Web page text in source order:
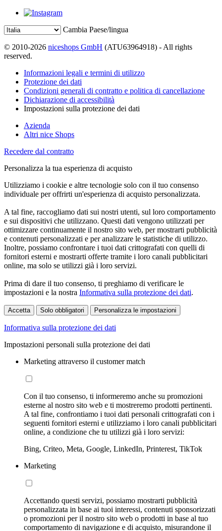
Cambia Paese/lingua
© 2010-2026 niceshops GmbH (ATU63964918) - All rights
reserved.
Informazioni legali e termini di utilizzo
Protezione dei dati
Condizioni generali di contratto e politica di cancellazione
Dichiarazione di accessibilità
Impostazioni sulla protezione dei dati
Azienda
Altri nice Shops
Recedere dal contratto
Personalizza la tua esperienza di acquisto
Utilizziamo i cookie e altre tecnologie solo con il tuo consenso
individuale per offrirti un'esperienza di acquisto personalizzata.
A tal fine, raccogliamo dati sui nostri utenti, sul loro comportamento
e sui dispositivi che utilizzano. Questi dati vengono utilizzati per
ottimizzare continuamente il nostro sito web, per mostrarti pubblicità
e contenuti personalizzati e per analizzare le statistiche di utilizzo.
Inoltre, possiamo confrontare i tuoi dati crittografati con quelli di
fornitori esterni e mostrarti offerte tramite i loro canali pubblicitari
online, ma solo se utilizzi già i loro servizi.
Prima di dare il tuo consenso, ti preghiamo di verificare le
impostazioni e la nostra Informativa sulla protezione dei dati.
Accetta Solo obbligatori Personalizza le impostazioni
Informativa sulla protezione dei dati
Impostazioni personali sulla protezione dei dati
Marketing attraverso il customer match
Con il tuo consenso, ti informeremo anche su promozioni
esterne al nostro sito web e ti mostreremo prodotti pertinenti.
A tal fine, confrontiamo i tuoi dati personali crittografati con i
seguenti fornitori esterni e utilizziamo i loro canali pubblicitari
online, a condizione che tu utilizzi già i loro servizi:
Bing, Criteo, Meta, Google, LinkedIn, Printerest, TikTok
Marketing
Accettando questi servizi, possiamo mostrarti pubblicità
personalizzata in base ai tuoi interessi, contenuti sponsorizzati
o promozioni per il nostro sito web o prodotti in base al tuo
comportamento di navigazione e di acquisto, misurandone il